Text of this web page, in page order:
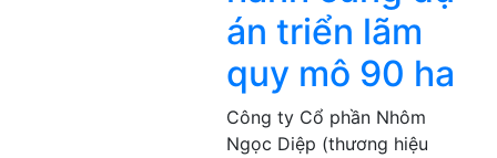
án triển lãm
quy mô 90 ha
Công ty Cổ phần Nhôm
Ngọc Diệp (thương hiệu